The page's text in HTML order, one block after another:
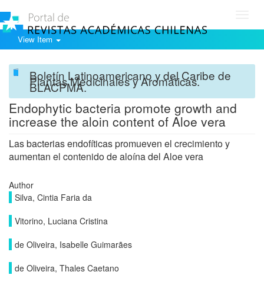
View Item
Boletín Latinoamericano y del Caribe de
Plantas Medicinales y Aromáticas.
BLACPMA.
Endophytic bacteria promote growth and
increase the aloin content of Aloe vera
Las bacterias endofíticas promueven el crecimiento y
aumentan el contenido de aloína del Aloe vera
Author
Silva, Cintia Faria da
Vitorino, Luciana Cristina
de Oliveira, Isabelle Guimarães
de Oliveira, Thales Caetano